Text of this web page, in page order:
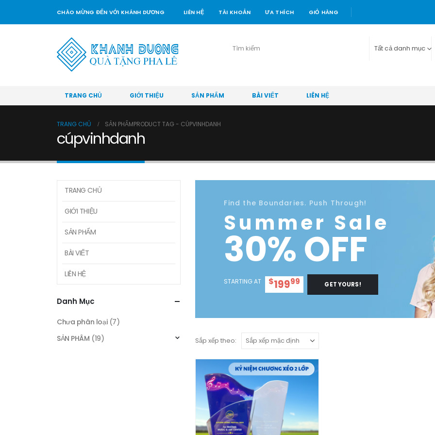
CHÀO MỪNG ĐẾN VỚI KHÁNH DƯƠNG LIÊN HỆ TÀI KHOẢN ƯA THÍCH GIỎ HÀNG
Tất cả danh mục
TRANG CHỦ GIỚI THIỆU SẢN PHẨM BÀI VIẾT LIÊN HỆ
TRANG CHỦ SẢN PHẨMPRODUCT TAG - CÚPVINHDANH
cúpvinhdanh
Find the Boundaries. Push Through!
Summer Sale
30% OFF
STARTING AT $19999 GET YOURS!
Sắp xếp theo:
TRANG CHỦ
GIỚI THIỆU
SẢN PHẨM
BÀI VIẾT
LIÊN HỆ
Danh Mục
Chưa phân loại (7)
SẢN PHÂM (19)